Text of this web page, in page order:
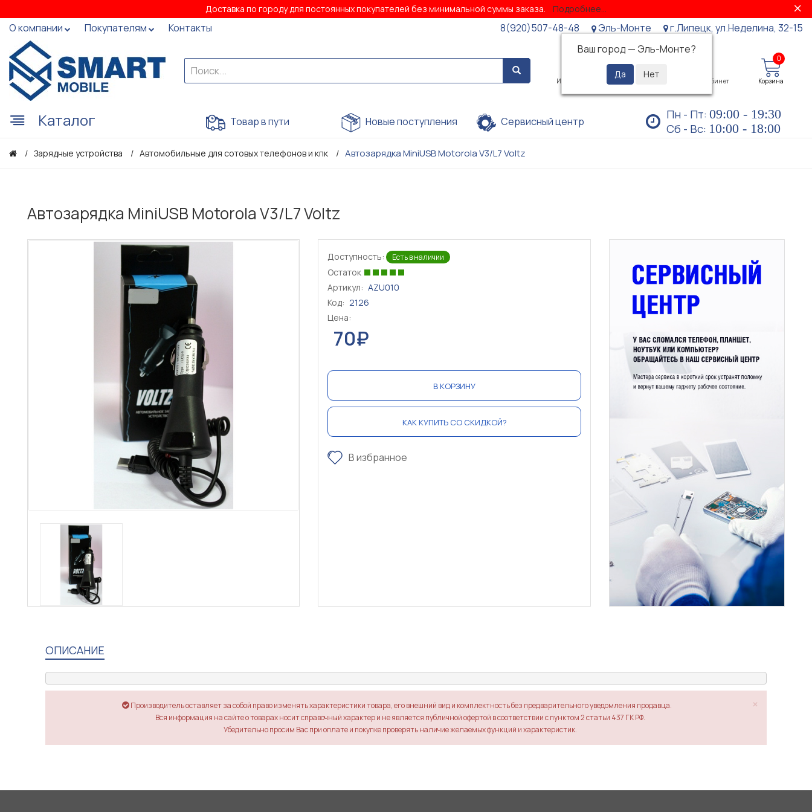
Доставка по городу для постоянных покупателей без минимальной суммы заказа. Подробнее...
О компании Покупателям Контакты 8(920)507-48-48
Эль-Монте
Ваш город — Эль-Монте?
г.Липецк, ул.Неделина, 32-15
Избранное Просмотренные Личный кабинет
0
Корзина
Каталог Товар в пути Новые поступления Сервисный центр Пн - Пт: 09:00 - 19:30
Сб - Вс: 10:00 - 18:00
Зарядные устройства Автомобильные для сотовых телефонов и кпк Автозарядка MiniUSB Motorola V3/L7 Voltz
Автозарядка MiniUSB Motorola V3/L7 Voltz
Доступность: Есть в наличии
Остаток
Артикул: AZU010
Код: 2126
Цена:
70₽
В КОРЗИНУ
КАК КУПИТЬ СО СКИДКОЙ?
В избранное
ОПИСАНИЕ
×
Производитель оставляет за собой право изменять характеристики товара, его внешний вид и комплектность без предварительного уведомления продавца.
Вся информация на сайте о товарах носит справочный характер и не является публичной офертой в соответствии с пунктом 2 статьи 437 ГК РФ.
Убедительно просим Вас при оплате и покупке проверять наличие желаемых функций и характеристик.